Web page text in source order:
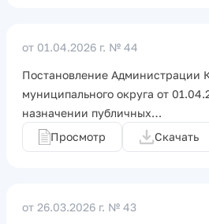
от 01.04.2026 г. № 44
Постановление Администрации
муниципального округа от
назначении публичных…
Просмотр
Скачать
от 26.03.2026 г. № 43